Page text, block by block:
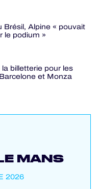
Brésil, Alpine « pouvait
le podium »
billetterie pour les
et Monza
MANS
2026